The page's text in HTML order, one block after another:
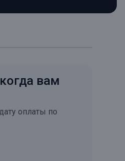
вам
оплаты по